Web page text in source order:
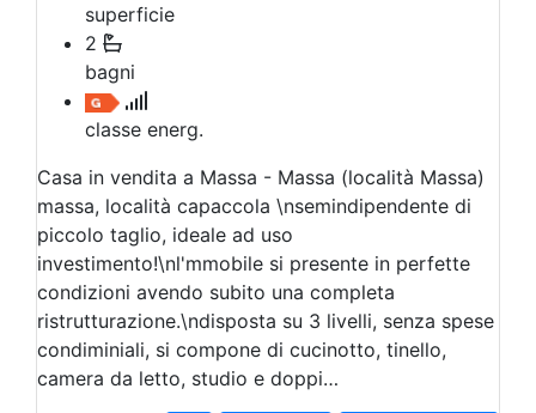
superficie
2
bagni
classe energ.
Casa in vendita a Massa - Massa (località Massa)
massa, località capaccola \nsemindipendente di
piccolo taglio, ideale ad uso
investimento!\nl'mmobile si presente in perfette
condizioni avendo subito una completa
ristrutturazione.\ndisposta su 3 livelli, senza spese
condiminiali, si compone di cucinotto, tinello,
camera da letto, studio e doppi…